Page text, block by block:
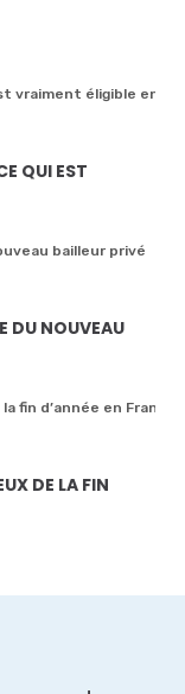
QUI EST
DU NOUVEAU
DE LA FIN